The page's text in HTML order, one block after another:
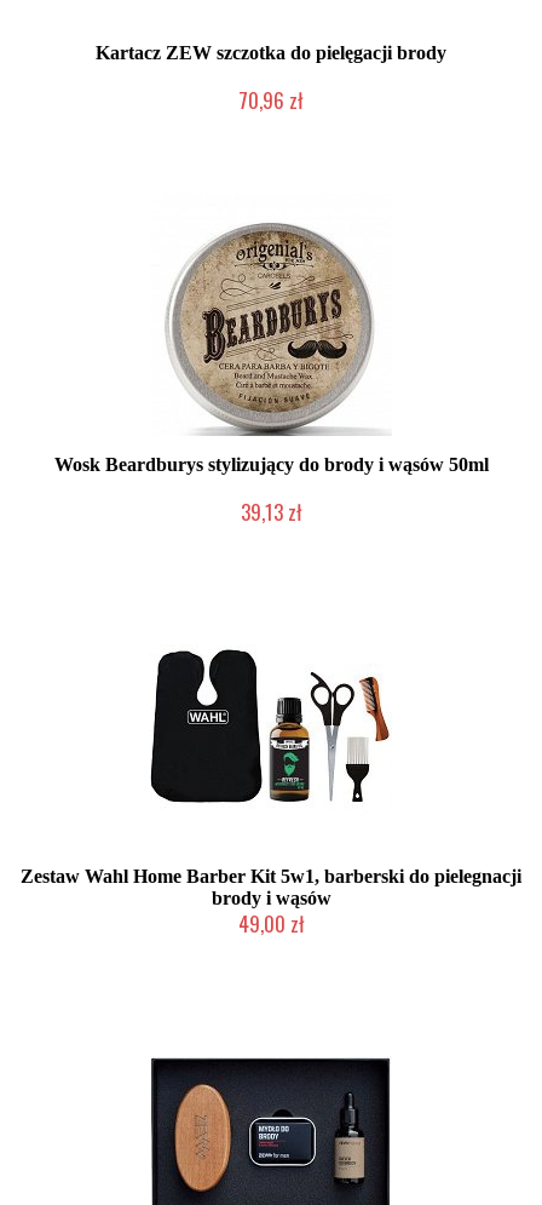
Kartacz ZEW szczotka do pielęgacji brody
70,96 zł
Wosk Beardburys stylizujący do brody i wąsów 50ml
39,13 zł
Zestaw Wahl Home Barber Kit 5w1, barberski do pielegnacji
brody i wąsów
49,00 zł